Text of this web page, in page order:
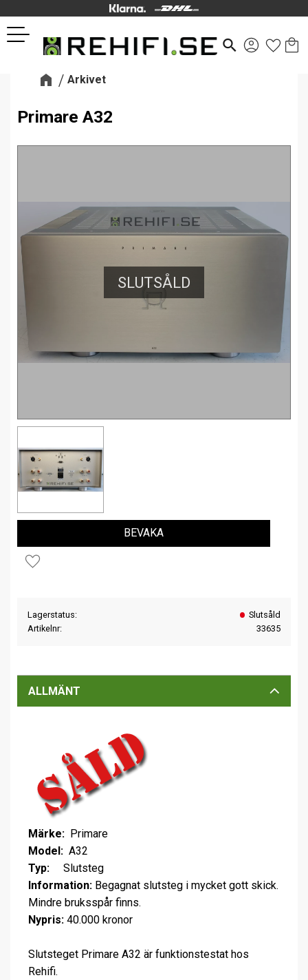
Meny
search
Arkivet
Primare A32
SLUTSÅLD
Lägg till i favoriter
BEVAKA
Lagerstatus
Slutsåld
Artikelnr
33635
ALLMÄNT
Märke: Primare
Model: A32
Typ: Slutsteg
Information: Begagnat slutsteg i mycket gott skick.
Mindre bruksspår finns.
Nypris: 40.000 kronor
Slutsteget Primare A32 är funktionstestat hos
Rehifi.